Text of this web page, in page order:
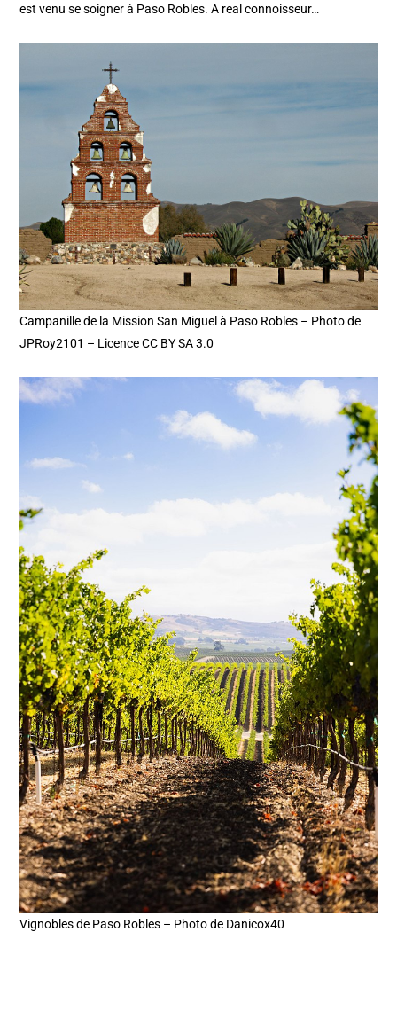
est venu se soigner à Paso Robles. A real connoisseur…
Campanille de la Mission San Miguel à Paso Robles – Photo de
JPRoy2101 – Licence CC BY SA 3.0
Vignobles de Paso Robles – Photo de Danicox40